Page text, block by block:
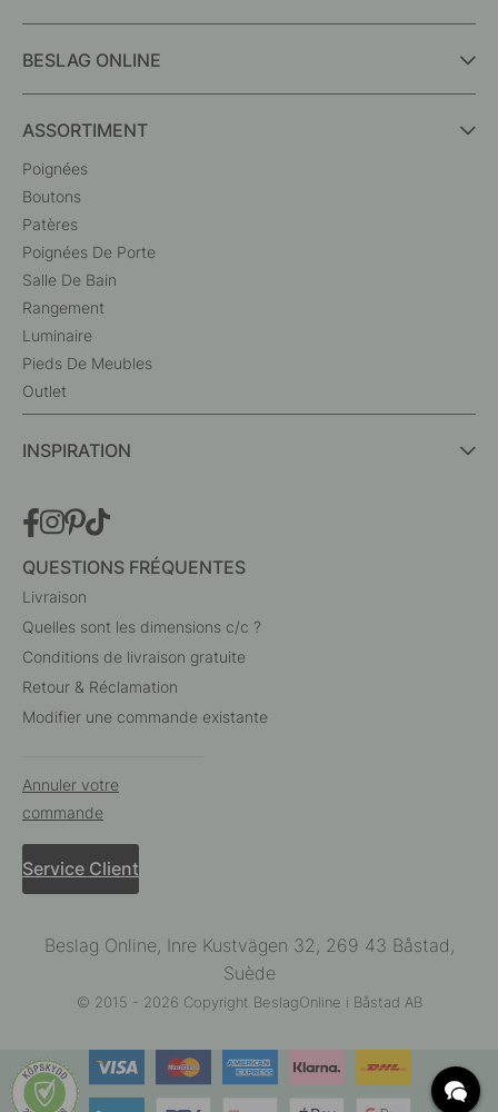
BESLAG ONLINE
ASSORTIMENT
Poignées
Boutons
Patères
Poignées De Porte
Salle De Bain
Rangement
Luminaire
Pieds De Meubles
Outlet
INSPIRATION
QUESTIONS FRÉQUENTES
Livraison
Quelles sont les dimensions c/c ?
Conditions de livraison gratuite
Retour & Réclamation
Modifier une commande existante
Annuler votre
commande
Service Client
Beslag Online, Inre Kustvägen 32, 269 43 Båstad,
Suède
© 2015 - 2026 Copyright BeslagOnline i Båstad AB